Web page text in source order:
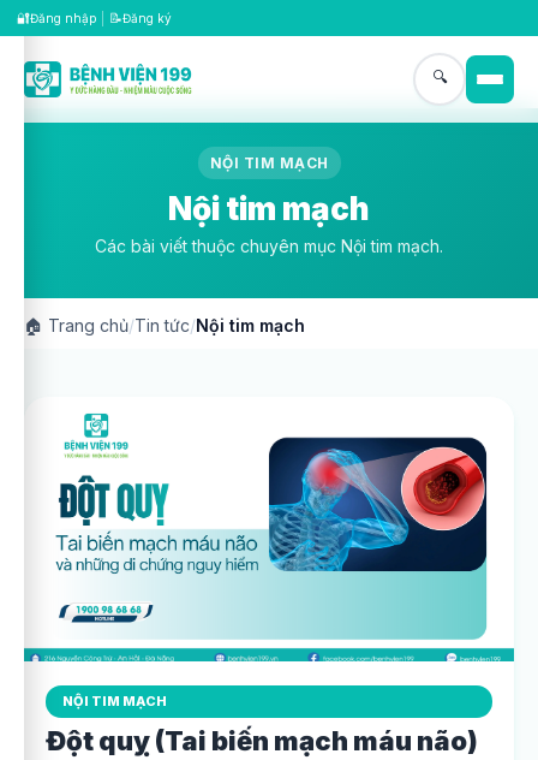
🔐Đăng nhập 📝Đăng ký
🔍
NỘI TIM MẠCH
Nội tim mạch
Các bài viết thuộc chuyên mục Nội tim mạch.
🏠 Trang chủ/Tin tức/Nội tim mạch
NỘI TIM MẠCH
Đột quỵ (Tai biến mạch máu não)